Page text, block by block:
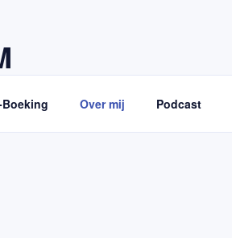
Over mij Podcast